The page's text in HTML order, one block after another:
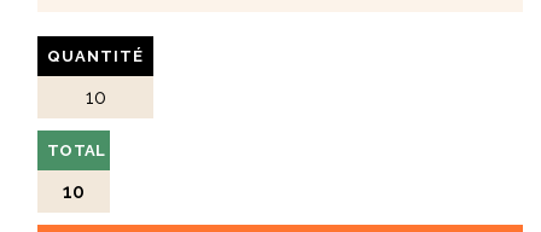
🌍 Une communication raffinée et personnalisée
• Valorise le savoir-faire français
• Associe élégance, gourmandise et personnalisation
• Une attention originale qui marque les esprits
QUANTITÉ
TOTAL
10